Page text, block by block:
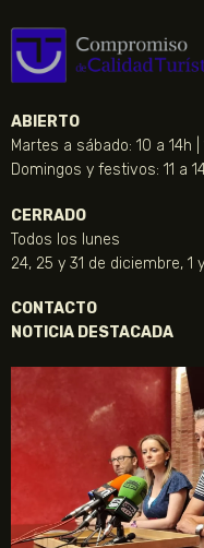
ABIERTO
Martes a sábado: 10 a 14h |
Domingos y festivos: 11 a
CERRADO
Todos los lunes
24, 25 y 31 de diciembre, 1
CONTACTO
NOTICIA DESTACADA